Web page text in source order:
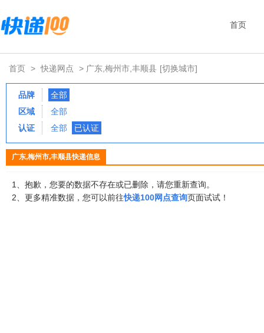
首页
首页 > 快递网点 > 广东,梅州市,丰顺县 [切换城市]
品牌
全部
区域
全部
认证
全部 已认证
广东,梅州市,丰顺县快递信息
1、抱歉，您要的数据不存在或已删除，请您重新查询。
2、更多精准数据，您可以前往快递100网点查询页面试试！